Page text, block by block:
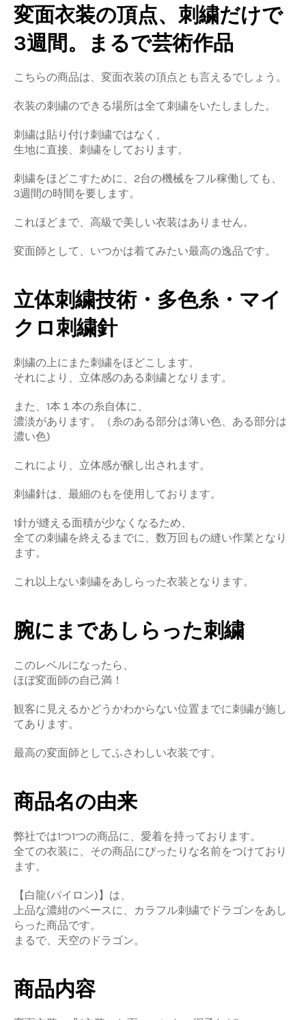
変面衣装の頂点、刺繍だけで
3週間。まるで芸術作品
こちらの商品は、変面衣装の頂点とも言えるでしょう。
衣装の刺繍のできる場所は全て刺繍をいたしました。
刺繍は貼り付け刺繍ではなく、
生地に直接、刺繍をしております。
刺繍をほどこすために、2台の機械をフル稼働しても、
3週間の時間を要します。
これほどまで、高級で美しい衣装はありません。
変面師として、いつかは着てみたい最高の逸品です。
立体刺繍技術・多色糸・マイ
クロ刺繍針
刺繍の上にまた刺繍をほどこします。
それにより、立体感のある刺繍となります。
また、1本１本の糸自体に、
濃淡があります。（糸のある部分は薄い色、ある部分は
濃い色)
これにより、立体感が醸し出されます。
刺繍針は、最細のもを使用しております。
1針が縫える面積が少なくなるため、
全ての刺繍を終えるまでに、数万回もの縫い作業となり
ます。
これ以上ない刺繍をあしらった衣装となります。
腕にまであしらった刺繍
このレベルになったら、
ほぼ変面師の自己満！
観客に見えるかどうかわからない位置までに刺繍が施し
てあります。
最高の変面師としてふさわしい衣装です。
商品名の由来
弊社では1つ1つの商品に、愛着を持っております。
全ての衣装に、その商品にぴったりな名前をつけており
ます。
【白龍(パイロン)】は、
上品な濃紺のベースに、カラフル刺繍でドラゴンをあし
らった商品です。
まるで、天空のドラゴン。
商品内容